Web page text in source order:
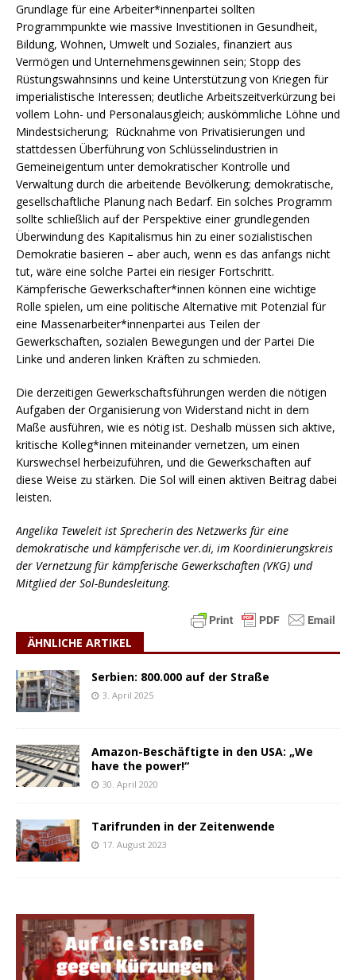
Grundlage für eine Arbeiter*innenpartei sollten
Programmpunkte wie massive Investitionen in Gesundheit,
Bildung, Wohnen, Umwelt und Soziales, finanziert aus
Vermögen und Unternehmensgewinnen sein; Stopp des
Rüstungswahnsinns und keine Unterstützung von Kriegen für
imperialistische Interessen; deutliche Arbeitszeitverkürzung bei
vollem Lohn- und Personalausgleich; auskömmliche Löhne und
Mindestsicherung; Rücknahme von Privatisierungen und
stattdessen Überführung von Schlüsselindustrien in
Gemeineigentum unter demokratischer Kontrolle und
Verwaltung durch die arbeitende Bevölkerung; demokratische,
gesellschaftliche Planung nach Bedarf. Ein solches Programm
sollte schließlich auf der Perspektive einer grundlegenden
Überwindung des Kapitalismus hin zu einer sozialistischen
Demokratie basieren – aber auch, wenn es das anfangs nicht
tut, wäre eine solche Partei ein riesiger Fortschritt.
Kämpferische Gewerkschafter*innen können eine wichtige
Rolle spielen, um eine politische Alternative mit Potenzial für
eine Massenarbeiter*innenpartei aus Teilen der
Gewerkschaften, sozialen Bewegungen und der Partei Die
Linke und anderen linken Kräften zu schmieden.
Die derzeitigen Gewerkschaftsführungen werden die nötigen
Aufgaben der Organisierung von Widerstand nicht in dem
Maße ausführen, wie es nötig ist. Deshalb müssen sich aktive,
kritische Kolleg*innen miteinander vernetzen, um einen
Kurswechsel herbeizuführen, und die Gewerkschaften auf
diese Weise zu stärken. Die Sol will einen aktiven Beitrag dabei
leisten.
Angelika Teweleit ist Sprecherin des Netzwerks für eine
demokratische und kämpferische ver.di, im Koordinierungskreis
der Vernetzung für kämpferische Gewerkschaften (VKG) und
Mitglied der Sol-Bundesleitung.
ÄHNLICHE ARTIKEL
Serbien: 800.000 auf der Straße
3. April 2025
Amazon-Beschäftigte in den USA: „We
have the power!“
30. April 2020
Tarifrunden in der Zeitenwende
17. August 2023